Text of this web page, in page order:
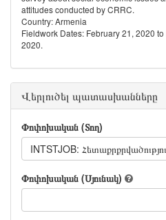
attitudes conducted by CRRC.
Country: Armenia
Fieldwork Dates: February 21, 2020 to
2020.
Վերլուծել պատասխանները
Փոփոխական (Տող)
INTSTJOB:
Փոփոխական (Սյունակ)